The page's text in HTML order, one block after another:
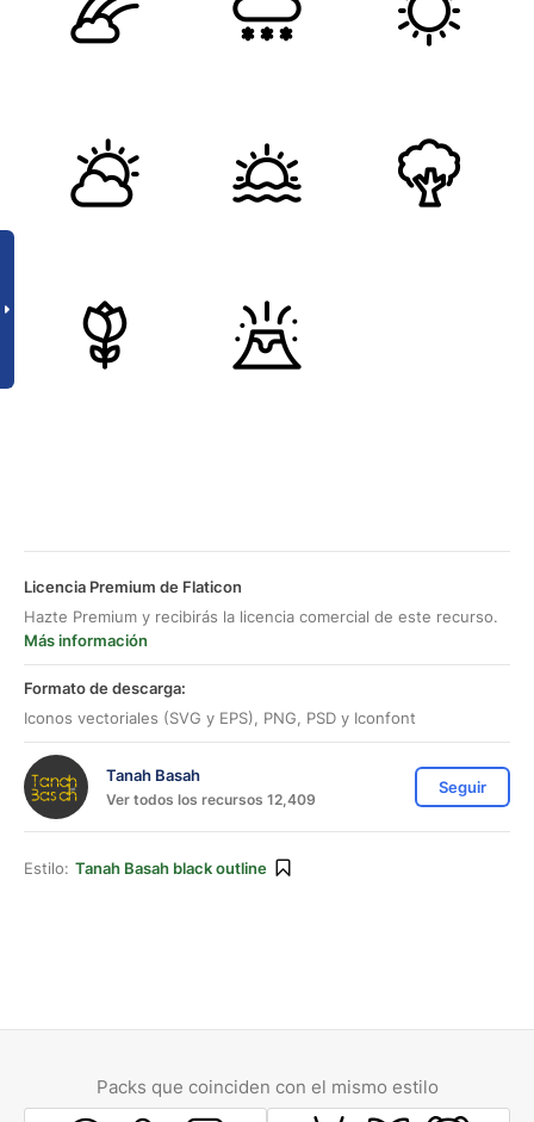
Licencia Premium de Flaticon
Hazte Premium y recibirás la licencia comercial de este recurso.
Más información
Formato de descarga:
Iconos vectoriales (SVG y EPS), PNG, PSD y Iconfont
Tanah Basah
Ver todos los recursos 12,409
Seguir
Estilo: Tanah Basah black outline
Packs que coinciden con el mismo estilo